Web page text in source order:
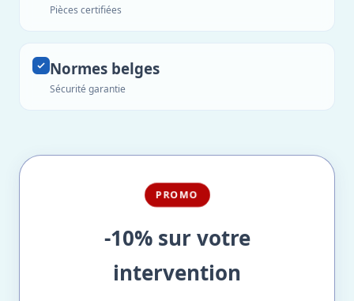
Pièces certifiées
Normes belges
Sécurité garantie
PROMO
-10% sur votre
intervention